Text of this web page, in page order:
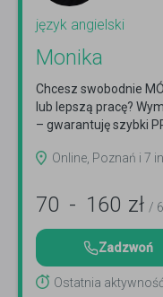
język angielski
Monika
Chcesz swobodnie
lub lepszą pracę?
– gwarantuję szybki
Online, Poznań i 7
70 - 160 zł /
Zadzwoń
Ostatnia